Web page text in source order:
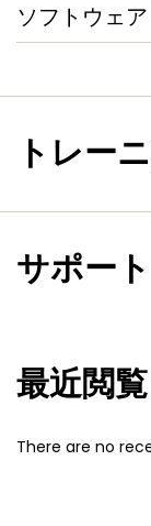
ソフトウェア
トレー
サポート
最近閲
There are no